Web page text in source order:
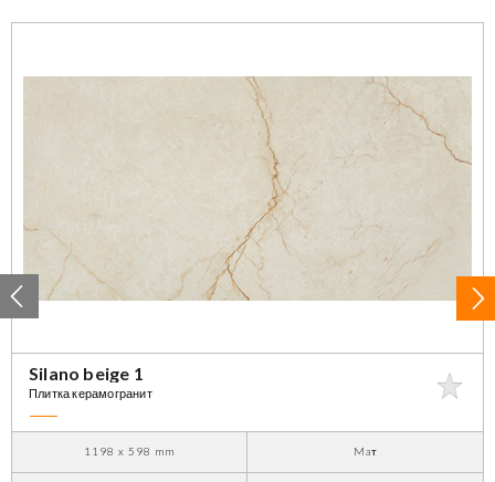
Silano beige 1
Плитка керамогранит
1198 x 598 mm Maт